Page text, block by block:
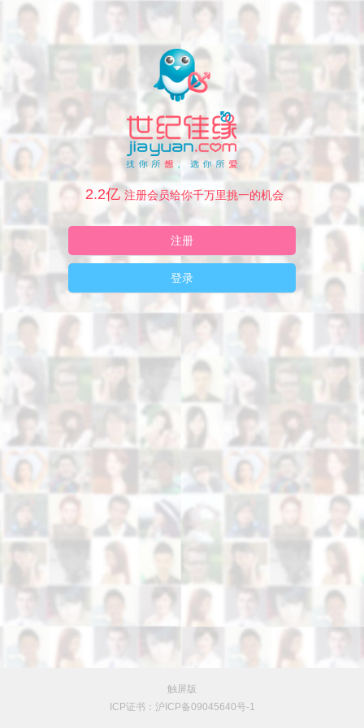
2.2亿 注册会员给你千万里挑一的机会
注册
登录
触屏版
ICP证书：沪ICP备09045640号-1